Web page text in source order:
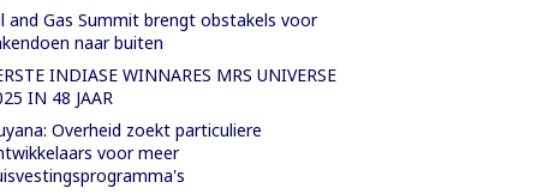
and Gas Summit brengt obstakels voor
naar buiten
INDIASE WINNARES MRS UNIVERSE
IN 48 JAAR
Overheid zoekt particuliere
voor meer